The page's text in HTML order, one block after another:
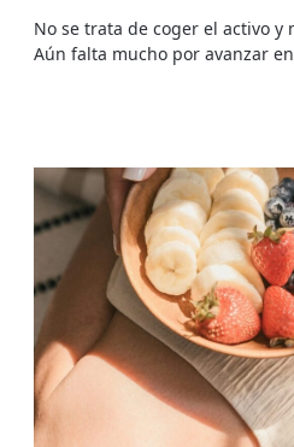
No se trata de coger el activo
Aún falta mucho por avanzar